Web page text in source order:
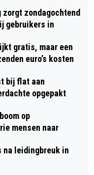
zondagochtend
gebruikers in
gratis, maar een
euro’s kosten
bij flat aan
opgepakt
op
mensen naar
na leidingbreuk in